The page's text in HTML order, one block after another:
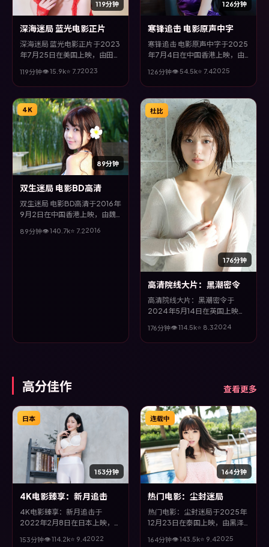
119分钟
深海迷局 蓝光电影正片
深海迷局 蓝光电影正片于2023
年7月25日在美国上映，由田晓
美、秦昊等主演。全片以冒险类
型为主线，改编自真实事件与社
会议题，兼具娱乐性与思考空
间。
119分钟👁15.9k⭐ 7.72023
126分钟
寒锋追击 电影原声中字
寒锋追击 电影原声中字于2025
年7月4日在中国香港上映，由
李、刘青云等主演。全片以犯罪
类型为主线，影片以冷峻镜头与
饱满表演，呈现人物在极端情境
下的蜕变与救赎。
126分钟👁54.5k⭐ 7.42025
89分钟
4K
双生迷局 电影BD高清
双生迷局 电影BD高清于2016年
9月2日在中国香港上映，由魏
奕宏等主演。全片以战争类型为
89分钟👁140.7k⭐ 7.22016
176分钟
杜比
高清院线大片：黑潮密令
高清院线大片：黑潮密令于
2024年5月14日在英国上映，
宋康昊、章子怡等主演。全片以
悬疑类型为主线，多条叙事线交
176分钟👁114.5k⭐ 8.32024
高分佳作 查看更多
153分钟
日本
4K电影臻享：新月追击
4K电影臻享：新月追击于
2022年2月8日在日本上映，由
又廷、秦昊等主演。全片以爱情
153分钟👁114.2k⭐ 9.42022
164分钟
连载中
热门电影：尘封迷局
热门电影：尘封迷局于2025年
12月23日在泰国上映，由黑泽
晖等主演。全片以冒险类型为主
164分钟👁143.5k⭐ 9.42025